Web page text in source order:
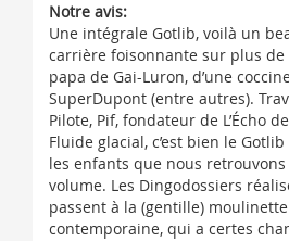
Notre avis:
Une intégrale Gotlib, voilà un
carrière foisonnante sur plus
papa de Gai-Luron, d’une
SuperDupont (entre autres).
Pilote, Pif, fondateur de L’Écho
Fluide glacial, c’est bien le
les enfants que nous
volume. Les Dingodossiers
passent à la (gentille)
contemporaine, qui a certes